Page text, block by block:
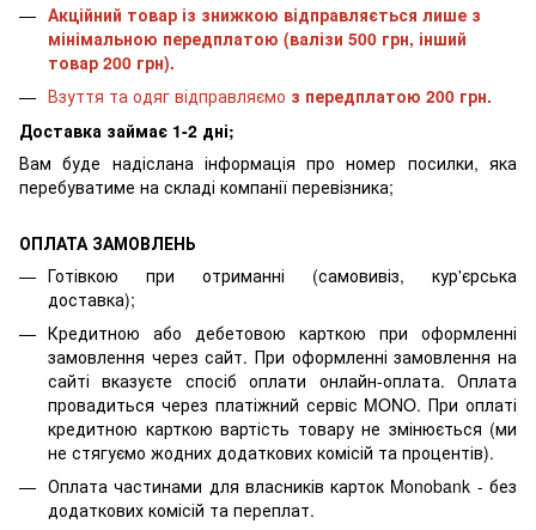
Акційний товар із знижкою відправляється лише з
мінімальною передплатою (валізи 500 грн, інший
товар 200 грн).
Взуття та одяг відправляємо з передплатою 200 грн.
Доставка займає 1-2 дні;
Вам буде надіслана інформація про номер посилки, яка
перебуватиме на складі компанії перевізника;
ОПЛАТА ЗАМОВЛЕНЬ
Готівкою при отриманні (самовивіз, кур'єрська
доставка);
Кредитною або дебетовою карткою при оформленні
замовлення через сайт. При оформленні замовлення на
сайті вказуєте спосіб оплати онлайн-оплата. Оплата
провадиться через платіжний сервіс MONO. При оплаті
кредитною карткою вартість товару не змінюється (ми
не стягуємо жодних додаткових комісій та процентів).
Оплата частинами для власників карток Monobank - без
додаткових комісій та переплат.